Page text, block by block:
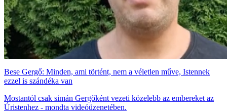
Bese Gergő: Minden, ami történt, nem a véletlen műve, Istennek
ezzel is szándéka van
Mostantól csak simán Gergőként vezeti közelebb az embereket az
Úristenhez - mondta videóüzenetében.